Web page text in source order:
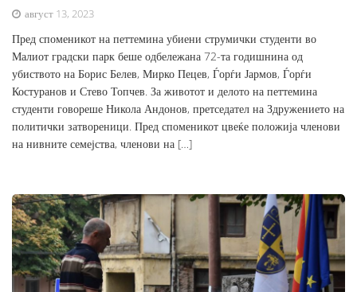
август 13, 2023
Пред споменикот на петтемина убиени струмички студенти во
Малиот градски парк беше одбележана 72-та годишнина од
убиството на Борис Белев, Мирко Пецев, Ѓорѓи Јармов, Ѓорѓи
Костуранов и Стево Топчев. За животот и делото на петтемина
студенти говореше Никола Андонов, претседател на Здружението на
политички затвореници. Пред споменикот цвеќе положија членови
на нивните семејства, членови на […]